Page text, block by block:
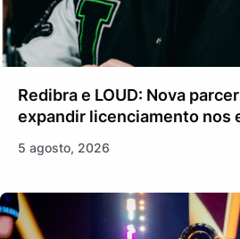
Redibra e LOUD: Nova
expandir licenciamento nos
5 agosto, 2026